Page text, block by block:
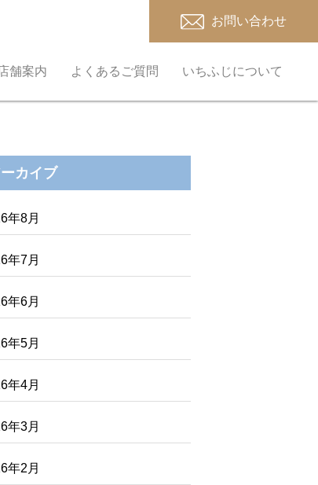
お問い合わせ
舗案内 よくあるご質問 いちふじについて
カイブ
年8月
年7月
年6月
年5月
年4月
年3月
年2月